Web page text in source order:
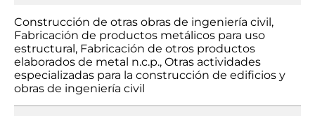
Construcción de otras obras de ingeniería civil,
Fabricación de productos metálicos para uso
estructural, Fabricación de otros productos
elaborados de metal n.c.p., Otras actividades
especializadas para la construcción de edificios y
obras de ingeniería civil